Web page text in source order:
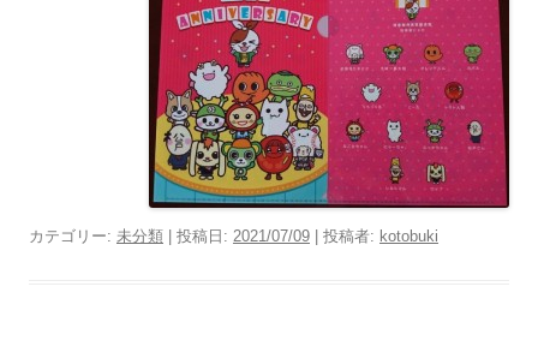
カテゴリー: 未分類 | 投稿日: 2021/07/09 投稿者: kotobuki